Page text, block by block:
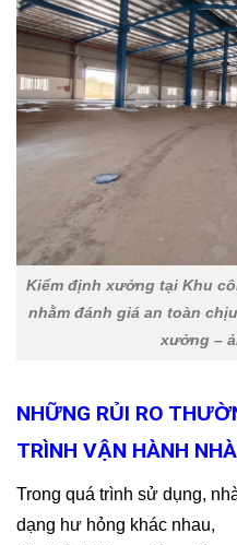
Kiểm định xưởng tại Khu
nhằm đánh giá an toàn
xưởng –
NHỮNG RỦI RO
TRÌNH VẬN HÀNH
Trong quá trình sử dụng,
dạng hư hỏng khác nhau,